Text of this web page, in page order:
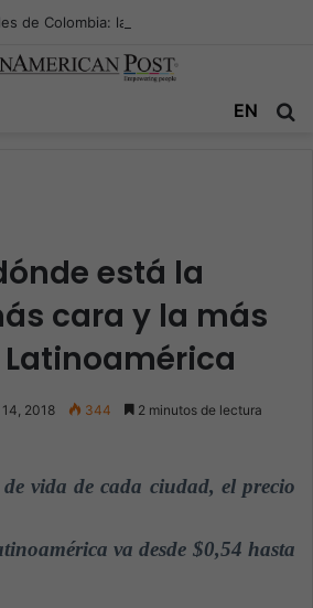
EN
está la
cara y la más
2018 344 2 minutos de lectura
vida de cada ciudad, el precio
va desde $0,54 hasta